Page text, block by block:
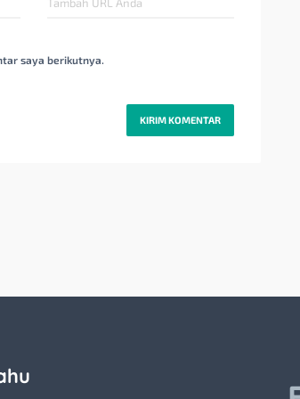
saya berikutnya.